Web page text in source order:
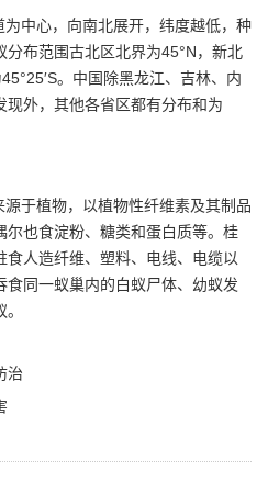
中心，向南北展开，纬度越低，种
布范围古北区北界为45°N，新北
。中国除黑龙江、吉林、内
现外，其他各省区都有分布和为
于植物，以植物性纤维素及其制品
尔也食淀粉、糖类和蛋白质等。桂
人造纤维、塑料、电线、电缆以
同一蚁巢内的白蚁尸体、幼蚁发
治